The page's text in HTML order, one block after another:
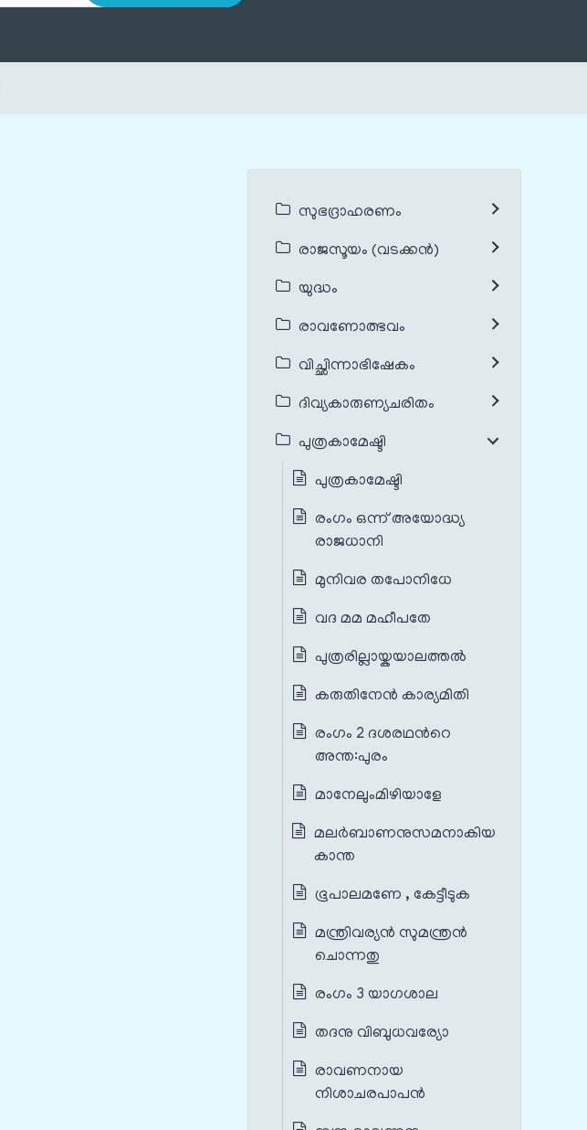
സുഭദ്രാഹരണം
രാജസൂയം (വടക്കൻ)
യുദ്ധം
രാവണോത്ഭവം
വിച്ഛിന്നാഭിഷേകം
ദിവ്യകാരുണ്യചരിതം
പുത്രകാമേഷ്ടി
പുത്രകാമേഷ്ടി
രംഗം ഒന്ന് അയോദ്ധ്യ
രാജധാനി
മുനിവര തപോനിധേ
വദ മമ മഹീപതേ
പുത്രരില്ലായ്കയാലത്തൽ
കരുതിനേൻ കാര്യമിതി
രംഗം 2 ദശരഥന്‍റെ
അന്ത:പുരം
മാനേലുംമിഴിയാളേ
മലർബാണനുസമനാകിയ
കാന്ത
ഭൂപാലമണേ , കേട്ടീടുക
മന്ത്രിവര്യൻ‍ സുമന്ത്രൻ‍
ചൊന്നതു
രംഗം 3 യാഗശാല
തദനു വിബുധവര്യോ
രാവണനായ
നിശാചരപാപൻ